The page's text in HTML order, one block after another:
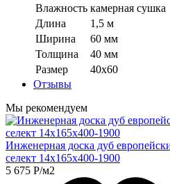
Влажность камерная сушка
Длина
1,5 м
Ширина
60 мм
Толщина
40 мм
Размер
40х60
Отзывы
Мы рекомендуем
Инженерная доска дуб
селект 14х165х400-1900
5 675 Р/м2